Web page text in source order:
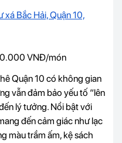
xá Bắc Hải, Quận 10,
VNĐ/món
Quận 10 có không gian
vẫn đảm bảo yếu tố “lên
lý tưởng. Nổi bật với
đến cảm giác như lạc
màu trầm ấm, kệ sách